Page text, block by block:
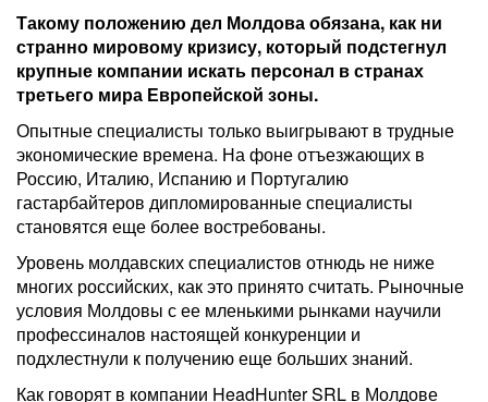
Такому положению дел Молдова обязана, как ни
странно мировому кризису, который подстегнул
крупные компании искать персонал в странах
третьего мира Европейской зоны.
Опытные специалисты только выигрывают в трудные
экономические времена. На фоне отъезжающих в
Россию, Италию, Испанию и Португалию
гастарбайтеров дипломированные специалисты
становятся еще более востребованы.
Уровень молдавских специалистов отнюдь не ниже
многих российских, как это принято считать. Рыночные
условия Молдовы с ее мленькими рынками научили
профессиналов настоящей конкуренции и
подхлестнули к получению еще больших знаний.
Как говорят в компании HeadHunter SRL в Молдове